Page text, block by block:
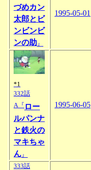
づめカン
太郎とビ
ンビンビ
ンの助 』
1995-05-01
*1
332話
A『 ロー
ルパンナ
と鉄火の
マキちゃ
ん 』
1995-06-05
333話